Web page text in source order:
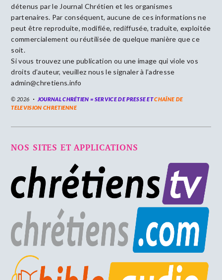
détenus par le Journal Chrétien et les organismes
partenaires. Par conséquent, aucune de ces informations ne
peut être reproduite, modifiée, rediffusée, traduite, exploitée
commercialement ou réutilisée de quelque manière que ce
soit.
Si vous trouvez une publication ou une image qui viole vos
droits d’auteur, veuillez nous le signaler à l’adresse
admin@chretiens.info
© 2026 JOURNAL CHRÉTIEN = SERVICE DE PRESSE ETCHAÎNE DE
TELEVISION CHRETIENNE
NOS SITES ET APPLICATIONS